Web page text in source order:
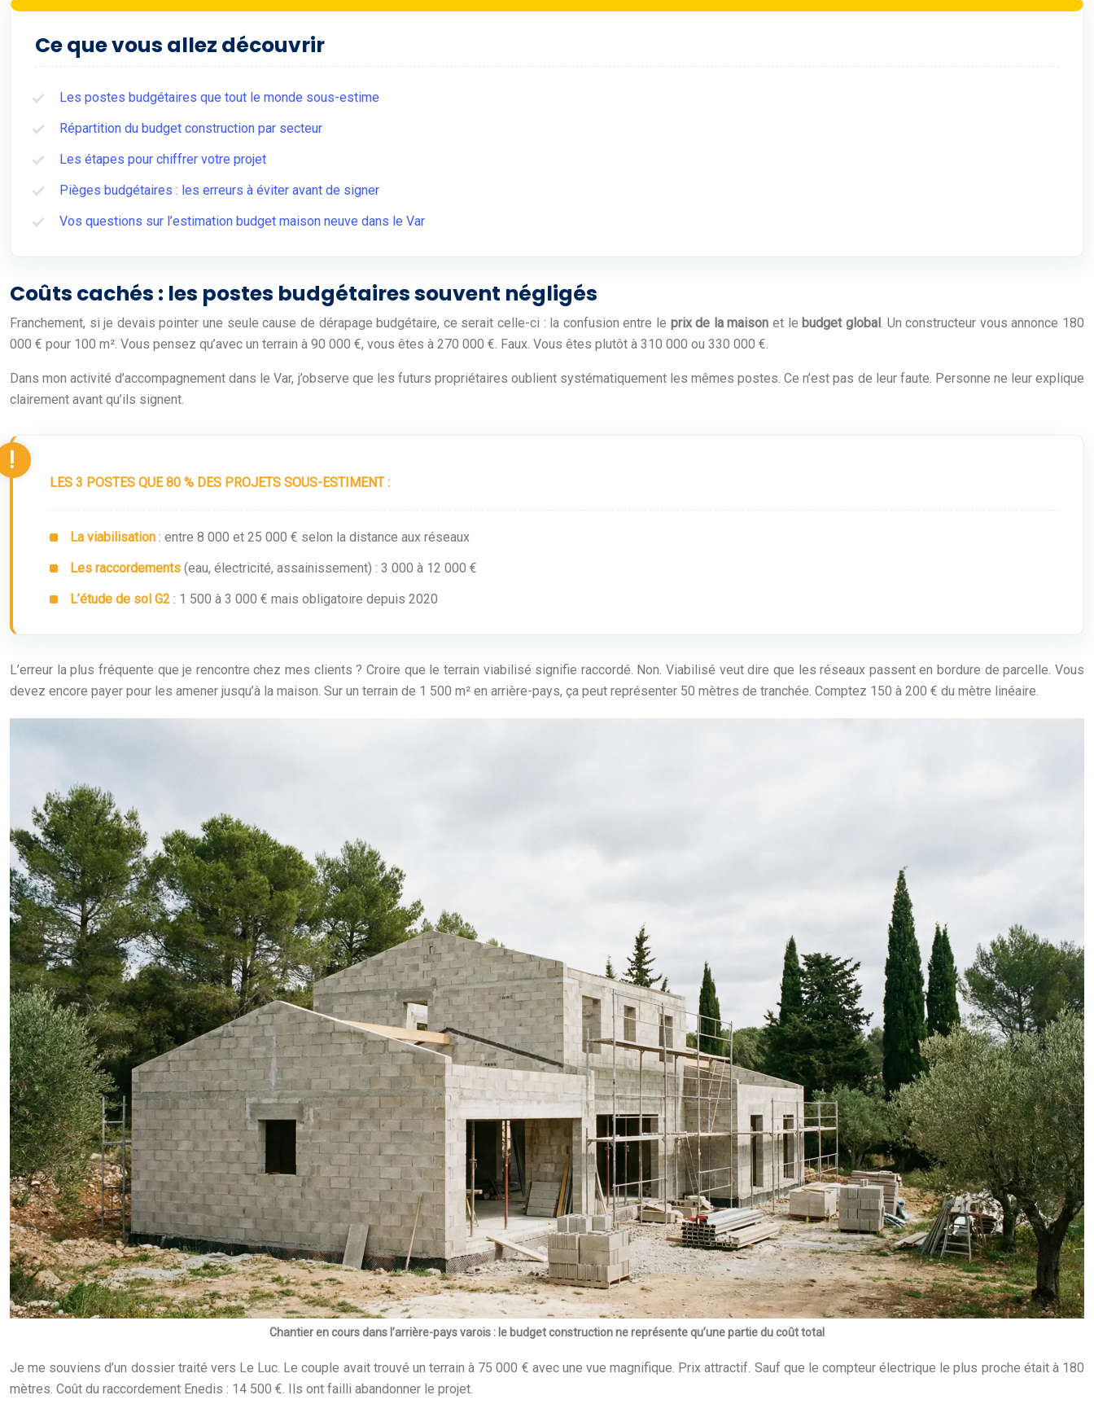
Ce que vous allez découvrir
Les postes budgétaires que tout le monde sous-estime
Répartition du budget construction par secteur
Les étapes pour chiffrer votre projet
Pièges budgétaires : les erreurs à éviter avant de signer
Vos questions sur l’estimation budget maison neuve dans le Var
Coûts cachés : les postes budgétaires souvent négligés
Franchement, si je devais pointer une seule cause de dérapage budgétaire, ce serait celle-ci : la confusion entre le prix de la maison et le budget global . Un constructeur vous annonce 180
000 € pour 100 m². Vous pensez qu’avec un terrain à 90 000 €, vous êtes à 270 000 €. Faux. Vous êtes plutôt à 310 000 ou 330 000 €.
Dans mon activité d’accompagnement dans le Var, j’observe que les futurs propriétaires oublient systématiquement les mêmes postes. Ce n’est pas de leur faute. Personne ne leur explique
clairement avant qu’ils signent.
LES 3 POSTES QUE 80 % DES PROJETS SOUS-ESTIMENT :
La viabilisation : entre 8 000 et 25 000 € selon la distance aux réseaux
Les raccordements (eau, électricité, assainissement) : 3 000 à 12 000 €
L’étude de sol G2 : 1 500 à 3 000 € mais obligatoire depuis 2020
L’erreur la plus fréquente que je rencontre chez mes clients ? Croire que le terrain viabilisé signifie raccordé. Non. Viabilisé veut dire que les réseaux passent en bordure de parcelle. Vous
devez encore payer pour les amener jusqu’à la maison. Sur un terrain de 1 500 m² en arrière-pays, ça peut représenter 50 mètres de tranchée. Comptez 150 à 200 € du mètre linéaire.
Chantier en cours dans l’arrière-pays varois : le budget construction ne représente qu’une partie du coût total
Je me souviens d’un dossier traité vers Le Luc. Le couple avait trouvé un terrain à 75 000 € avec une vue magnifique. Prix attractif. Sauf que le compteur électrique le plus proche était à 180
mètres. Coût du raccordement Enedis : 14 500 €. Ils ont failli abandonner le projet.